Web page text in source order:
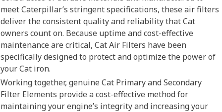
meet Caterpillar’s stringent specifications, these air filters
deliver the consistent quality and reliability that Cat
owners count on. Because uptime and cost-effective
maintenance are critical, Cat Air Filters have been
specifically designed to protect and optimize the power of
your Cat iron.
Working together, genuine Cat Primary and Secondary
Filter Elements provide a cost-effective method for
maintaining your engine’s integrity and increasing your